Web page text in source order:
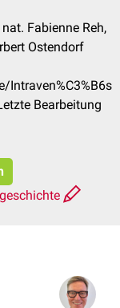
Fabienne Reh,
Ostendorf
Bearbeitung